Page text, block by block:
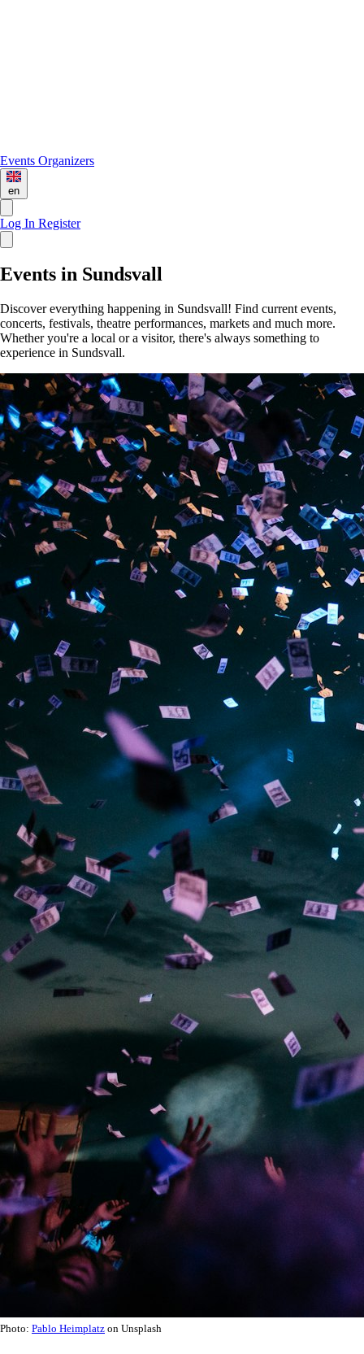
Events Organizers
en
Log In Register
Events in Sundsvall
Discover everything happening in Sundsvall! Find current events,
concerts, festivals, theatre performances, markets and much more.
Whether you're a local or a visitor, there's always something to
experience in Sundsvall.
Photo: Pablo Heimplatz on Unsplash